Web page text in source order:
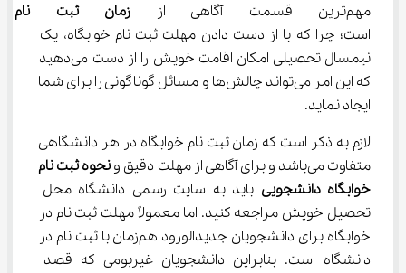
مهم‌ترین قسمت آگاهی از
زمان ثبت نام
است؛ چرا که با از دست دادن مهلت ثبت نام خوابگاه، یک
نیمسال تحصیلی امکان اقامت خویش را از دست می‌دهید
که این امر می‌تواند چالش‌ها و مسائل گوناگونی را برای شما
ایجاد نماید.
لازم به ذکر است که زمان ثبت نام خوابگاه در هر دانشگاهی
متفاوت می‌باشد و برای آگاهی از مهلت دقیق و
نحوه ثبت نام
خوابگاه دانشجویی باید به سایت رسمی دانشگاه محل
تحصیل خویش مراجعه کنید. اما معمولاً مهلت ثبت نام در
خوابگاه برای دانشجویان جدیدالورود هم‌زمان با ثبت نام در
دانشگاه است. بنابراین دانشجویان غیربومی که قصد